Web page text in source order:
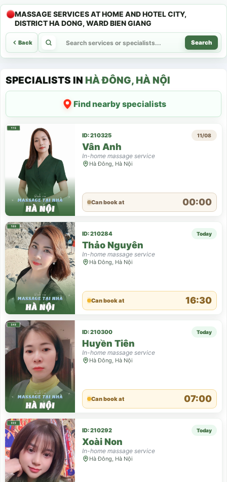
MASSAGE SERVICES AT HOME AND HOTEL CITY,
DISTRICT HA DONG, WARD BIEN GIANG
Back Search
SPECIALISTS IN HÀ ĐÔNG, HÀ NỘI
Find nearby specialists
ID: 210325 11/08
Vân Anh
In-home massage service
Hà Đông, Hà Nội
Can book at 00:00
ID: 210284 Today
Thảo Nguyên
In-home massage service
Hà Đông, Hà Nội
Can book at 16:30
ID: 210300 Today
Huyền Tiên
In-home massage service
Hà Đông, Hà Nội
Can book at 07:00
ID: 210292 Today
Xoài Non
In-home massage service
Hà Đông, Hà Nội